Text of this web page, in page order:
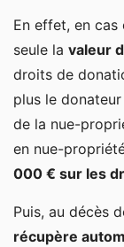
En effet, en cas
seule la valeur
droits de
plus le
de la nue-
en nue-
000 € sur les
Puis, au décès
récupère